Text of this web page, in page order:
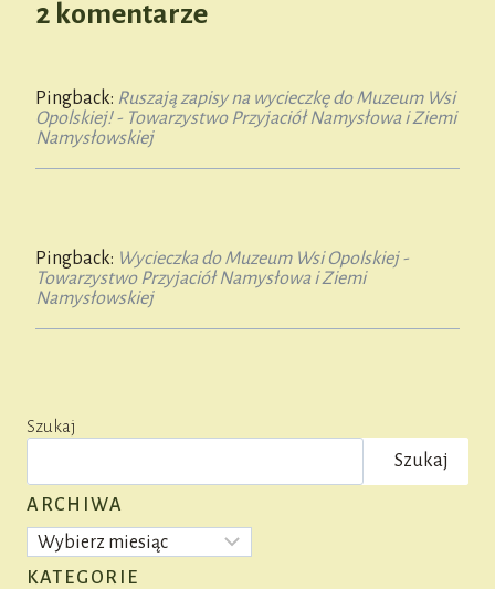
2 komentarze
Pingback: Ruszają zapisy na wycieczkę do Muzeum Wsi
Opolskiej! - Towarzystwo Przyjaciół Namysłowa i Ziemi
Namysłowskiej
Pingback: Wycieczka do Muzeum Wsi Opolskiej -
Towarzystwo Przyjaciół Namysłowa i Ziemi
Namysłowskiej
Szukaj
Szukaj
ARCHIWA
Archiwa
KATEGORIE